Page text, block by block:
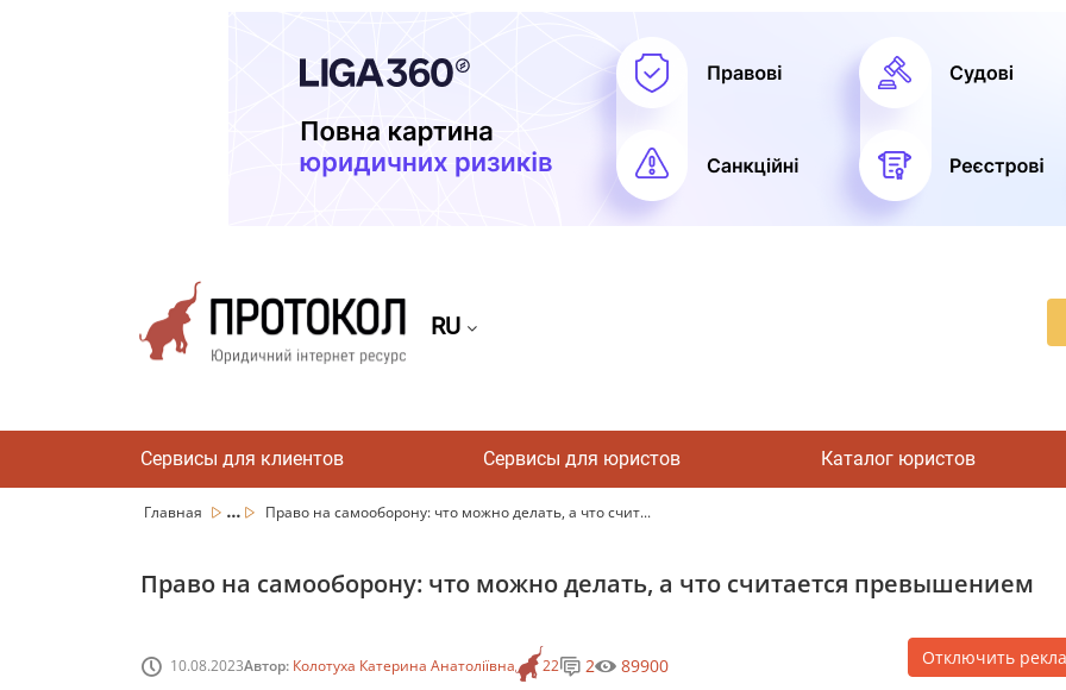
RU
Сервисы для клиентов Сервисы для юристов Каталог юристов
Главная ... Право на самооборону: что можно делать, а что счит...
Право на самооборону: что можно делать, а что считается превышением
10.08.2023Автор: Колотуха Катерина Анатоліївна 22 2 89900 Отключить